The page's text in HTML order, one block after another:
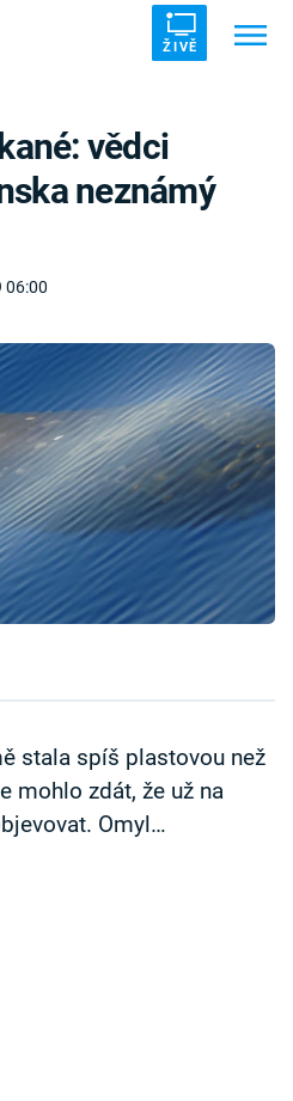
ŽIVĚ
06:00
vědci
neznámý
stala spíš plastovou než
mohlo zdát, že už na
Omyl…